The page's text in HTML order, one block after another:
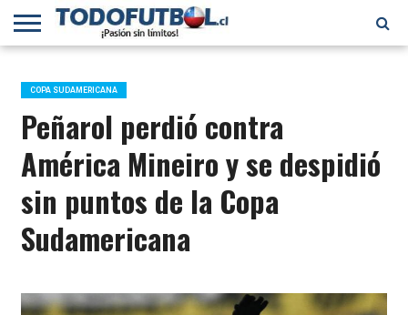
PRIMERA
B
SELECCIÓN
CHILENA
CHILENOS
EN EL
MUNDO
FÚTBOL
INTERNACIONAL
COPA SUDAMERICANA
Peñarol perdió contra
América Mineiro y se despidió
sin puntos de la Copa
Sudamericana